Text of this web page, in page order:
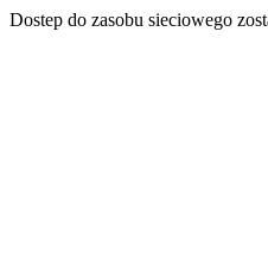
Dostep do zasobu sieciowego